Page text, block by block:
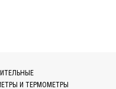
И ТЕРМОМЕТРЫ